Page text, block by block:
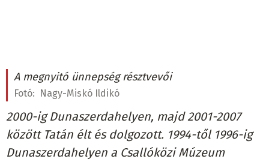
A megnyitó ünnepség résztvevői
Fotó: Nagy-Miskó Ildikó
2000-ig Dunaszerdahelyen, majd 2001-2007
között Tatán élt és dolgozott. 1994-től 1996-ig
Dunaszerdahelyen a Csallóközi Múzeum